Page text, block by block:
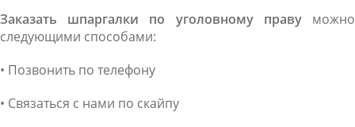
Заказать шпаргалки по уголовному праву можно
следующими способами:
• Позвонить по телефону
• Связаться с нами по скайпу